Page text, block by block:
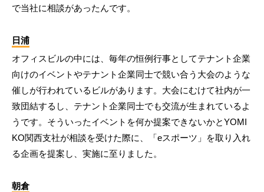
で当社に相談があったんです。
日浦
オフィスビルの中には、毎年の恒例行事としてテナント企業
向けのイベントやテナント企業同士で競い合う大会のような
催しが行われているビルがあります。大会にむけて社内が一
致団結するし、テナント企業同士でも交流が生まれているよ
うです。そういったイベントを何か提案できないかとYOMI
KO関西支社が相談を受けた際に、「eスポーツ」を取り入れ
る企画を提案し、実施に至りました。
朝倉